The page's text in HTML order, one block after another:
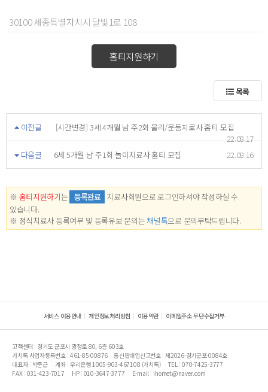
30100 세종특별자치시 달빛1로 108
홈티지원하기
목록
이전글
[시간변경] 3세 4개월 남 주2회 물리/운동치료사 홈티 모집
22.08.17
다음글
6세 5개월 남 주1회 놀이치료사 홈티 모집 22.08.16
※ 홈티지원하기는 등록완료 치료사회원으로 로그인하셔야 작성하실 수
있습니다.
※ 정식치료사 등록여부 및 등록유보 문의는 채널톡으로 문의부탁드립니다.
서비스 이용안내 개인정보처리방침 이용약관 이메일주소 무단수집거부
고객센터 : 경기도 군포시 광정로 80, 6층 603호
가치톡 사업자등록번호 : 461-85-00876
통신판매업신고번호 : 제2026-경기군포-0084호
대표자 : 박준근
계좌 : 우리은행 1005-903-467108 (가치톡)
TEL : 070-7425-3777
FAX : 031-423-7017
HP : 010-3647-3777 E-mail : ihomet@naver.com